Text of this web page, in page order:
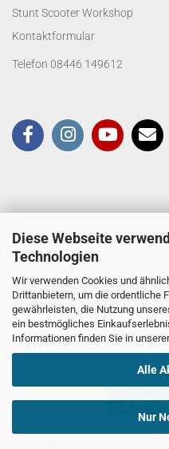
Diese Webseite
Technologien
Wir verwenden Cookies und
Drittanbietern, um die ordentliche
gewährleisten, die Nutzung
ein bestmögliches
Informationen finden Sie in
Alle
Nur
Stunt Scooter Workshop
Kontaktformular
Telefon 08446 149612